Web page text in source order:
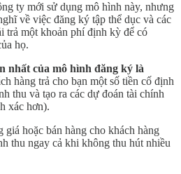
ty mới sử dụng mô hình này, nhưng
về việc đăng ký tập thể dục và các
trả một khoản phí định kỳ để có
họ.
nhất của mô hình đăng ký là
hàng trả cho bạn một số tiền cố định
thu và tạo ra các dự đoán tài chính
xác hơn).
giá hoặc bán hàng cho khách hàng
thu ngay cả khi không thu hút nhiều